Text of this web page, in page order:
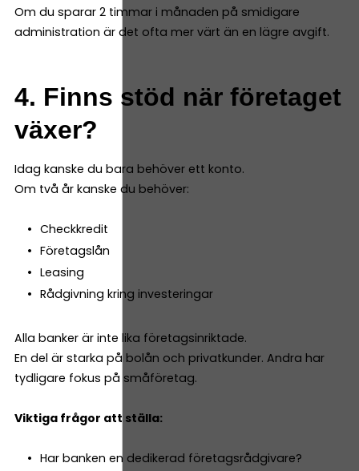
Om du sparar 2 timmar i månaden på smidigare
administration är det ofta mer värt än en lägre avgift.
4. Finns stöd när företaget
växer?
Idag kanske du bara behöver ett konto.
Om två år kanske du behöver:
Checkkredit
Företagslån
Leasing
Rådgivning kring investeringar
Alla banker är inte lika företagsinriktade.
En del är starka på bolån och privatkunder. Andra har
tydligare fokus på småföretag.
Viktiga frågor att ställa:
Har banken en dedikerad företagsrådgivare?